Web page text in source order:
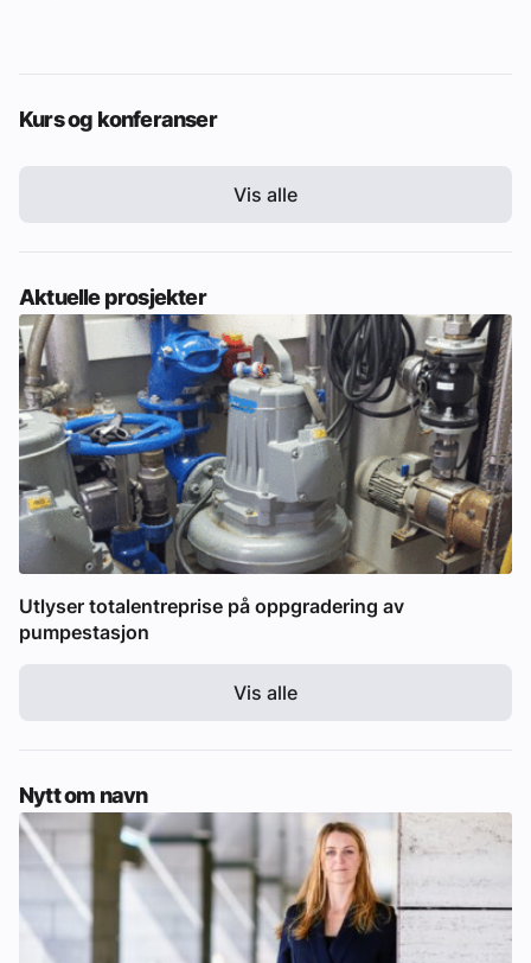
Kurs og konferanser
Vis alle
Aktuelle prosjekter
Utlyser totalentreprise på oppgradering av
pumpestasjon
Vis alle
Nytt om navn